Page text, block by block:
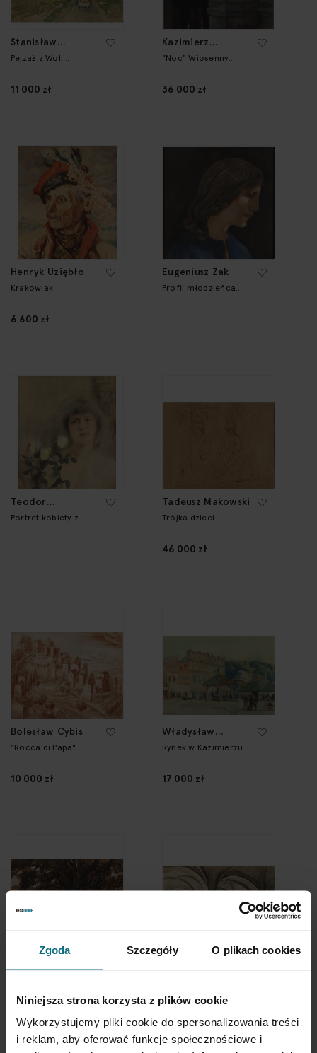
Zgoda Szczegóły O plikach cookies
Niniejsza strona korzysta z plików cookie
Wykorzystujemy pliki cookie do spersonalizowania treści
i reklam, aby oferować funkcje społecznościowe i
Stanisław
Masłowski
Pejzaż z Woli
11 000 zł
Kazimierz
Stabrowski
"Noc" Wiosenny
36 000 zł
Henryk Uziębło
Krakowiak
6 600 zł
Eugeniusz Zak
Profil młodzieńca
Teodor
Axentowicz
Portret kobiety z
Tadeusz Makowski
Trójka dzieci
46 000 zł
Bolesław Cybis
"Rocca di Papa"
10 000 zł
Władysław
Skoczylas
Rynek w Kazimierzu
17 000 zł
18 000 zł